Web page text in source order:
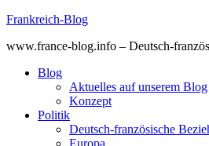
Skip
content
Frankreich-Blog
www.france-blog.info – Deutsch-
Blog
Aktuelles auf unserem Blog
Konzept
Politik
Deutsch-französische
Europa